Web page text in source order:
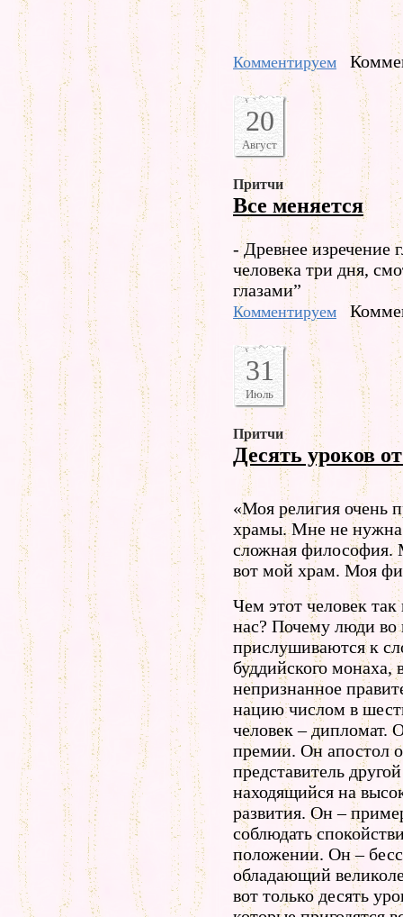
Комментируем
20
Август
Притчи
Все меняется
- Древнее изречение
человека три дня,
глазами”
Комментируем
31
Июль
Притчи
Десять уроков
«Моя религия очень
храмы. Мне не нужна
сложная философия.
вот мой храм. Моя
Чем этот человек
нас? Почему люди во
прислушиваются к
буддийского монаха,
непризнанное
нацию числом в
человек – дипломат.
премии. Он апостол
представитель
находящийся на
развития. Он –
соблюдать
положении. Он –
обладающий
вот только десять